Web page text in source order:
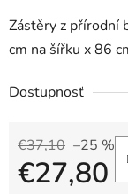
Zástěry z přírodní
cm na šířku x 86
Dostupnosť
€37,10 –25 %
€27,80